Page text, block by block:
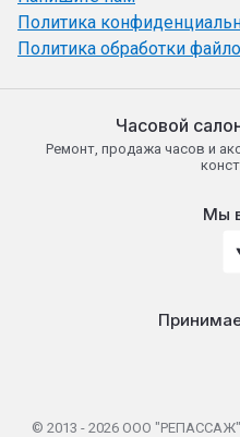
Политика
Политика обработки
Часовой
Ремонт, продажа часов и
Мы
© 2013 - 2026 ООО